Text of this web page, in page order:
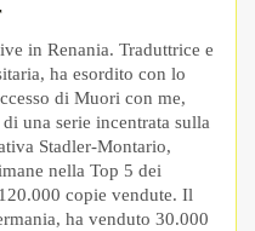
in Renania. Traduttrice e
ha esordito con lo
di Muori con me,
una serie incentrata sulla
Stadler-Montario,
nella Top 5 dei
copie vendute. Il
ha venduto 30.000